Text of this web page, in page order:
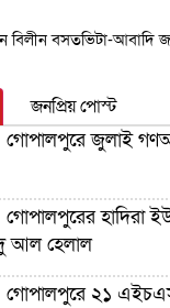
বসতভিটা-আবাদি
জনপ্রিয় পোস্ট
গোপালপুরে জুলাই
গোপালপুরের হাদিরা
আল হেলাল
গোপালপুরে ২১